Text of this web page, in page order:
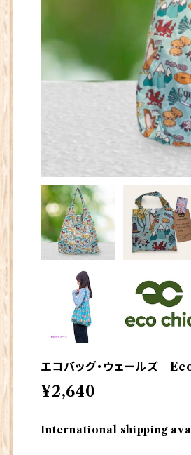
エコバッグ・ウェールズ
¥2,640
International shipping